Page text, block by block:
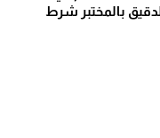
بالمختبر شرط